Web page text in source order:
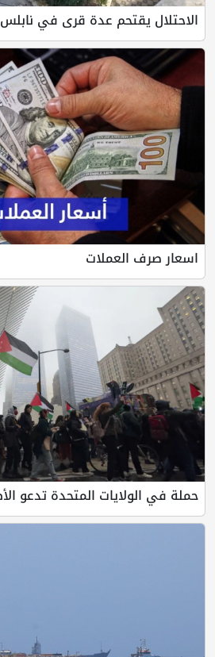
الاحتلال يقتحم عدة قرى في
اسعار صرف العملات
حملة في الولايات المتحدة تدعو